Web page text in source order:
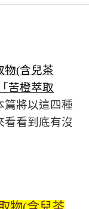
物(含兒茶
「 苦橙萃取
篇將以這四種
看看到底有沒